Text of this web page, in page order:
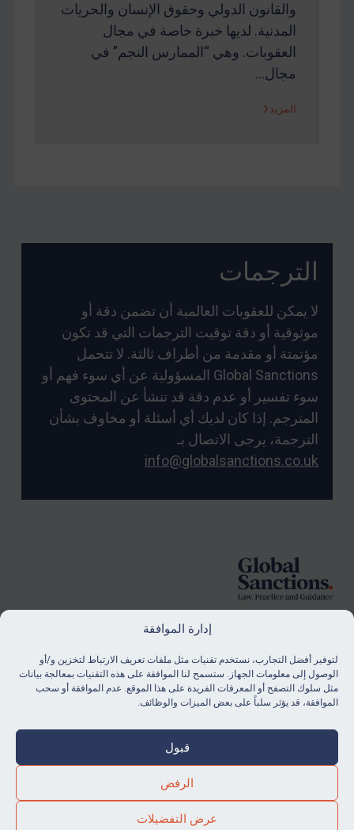
إدارة الموافقة
لتوفير أفضل التجارب، نستخدم تقنيات مثل ملفات تعريف الارتباط لتخزين و/أو
الوصول إلى معلومات الجهاز. ستسمح لنا الموافقة على هذه التقنيات بمعالجة بيانات
مثل سلوك التصفح أو المعرفات الفريدة على هذا الموقع. عدم الموافقة أو سحب
الموافقة، قد يؤثر سلباً على بعض الميزات والوظائف.
قبول
الرفض
عرض التفضيلات
والقانون الدولي وحقوق الإنسان والحريات
المدنية. لديها خبرة خاصة في مجال
العقوبات. وهي “الممارس النجم” في
مجال…
المزيد
الترجمات
لا يمكن للعقوبات العالمية أن تضمن دقة أو
موثوقية أو دقة توقيت الترجمات التي قد تكون
مؤتمتة أو مقدمة من أطراف ثالثة. لا تتحمل
Global Sanctions المسؤولية عن أي سوء فهم أو
سوء تفسير أو عدم دقة قد تنشأ عن المحتوى
المترجم. إذا كان لديك أي أسئلة أو مخاوف بشأن
الترجمة، يرجى الاتصال بـ
info@globalsanctions.co.uk
Website by
.
الاشتراك
ابق على اطلاع دائم بآخر أخبارنا ومواردنا.